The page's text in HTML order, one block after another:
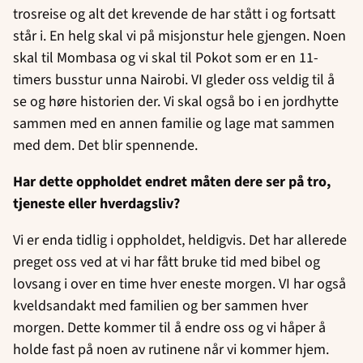
trosreise og alt det krevende de har stått i og fortsatt
står i. En helg skal vi på misjonstur hele gjengen. Noen
skal til Mombasa og vi skal til Pokot som er en 11-
timers busstur unna Nairobi. VI gleder oss veldig til å
se og høre historien der. Vi skal også bo i en jordhytte
sammen med en annen familie og lage mat sammen
med dem. Det blir spennende.
Har dette oppholdet endret måten dere ser på tro,
tjeneste eller hverdagsliv?
Vi er enda tidlig i oppholdet, heldigvis. Det har allerede
preget oss ved at vi har fått bruke tid med bibel og
lovsang i over en time hver eneste morgen. VI har også
kveldsandakt med familien og ber sammen hver
morgen. Dette kommer til å endre oss og vi håper å
holde fast på noen av rutinene når vi kommer hjem.